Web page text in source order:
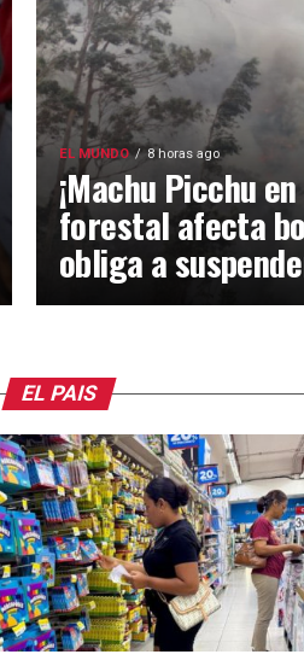
EL MUNDO 8 horas ago
¡Machu Picchu
forestal afecta
obliga a
EL PAIS